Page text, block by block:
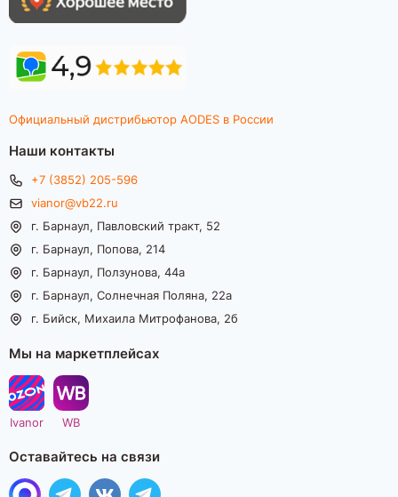
Официальный дистрибьютор AODES в России
Наши контакты
+7 (3852) 205-596
vianor@vb22.ru
г. Барнаул, Павловский тракт, 52
г. Барнаул, Попова, 214
г. Барнаул, Ползунова, 44а
г. Барнаул, Солнечная Поляна, 22а
г. Бийск, Михаила Митрофанова, 2б
Мы на маркетплейсах
Ivanor WB
Оставайтесь на связи